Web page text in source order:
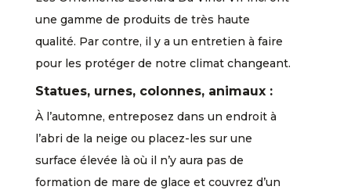
une gamme de produits de très haute
qualité. Par contre, il y a un entretien à faire
pour les protéger de notre climat changeant.
Statues, urnes, colonnes, animaux :
À l’automne, entreposez dans un endroit à
l’abri de la neige ou placez-les sur une
surface élevée là où il n’y aura pas de
formation de mare de glace et couvrez d’un